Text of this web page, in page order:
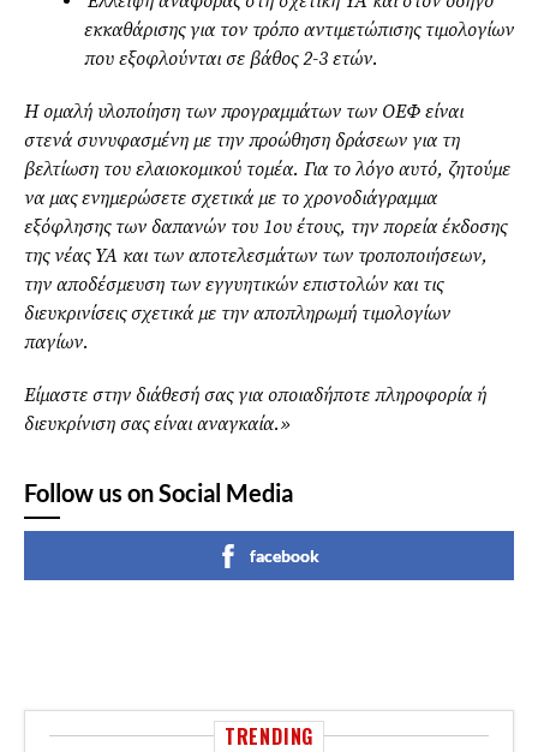
εκκαθάρισης για τον τρόπο αντιμετώπισης τιμολογίων
που εξοφλούνται σε βάθος 2-3 ετών.
Η ομαλή υλοποίηση των προγραμμάτων των ΟΕΦ είναι
στενά συνυφασμένη με την προώθηση δράσεων για τη
βελτίωση του ελαιοκομικού τομέα. Για το λόγο αυτό, ζητούμε
να μας ενημερώσετε σχετικά με το χρονοδιάγραμμα
εξόφλησης των δαπανών του 1ου έτους, την πορεία έκδοσης
της νέας ΥΑ και των αποτελεσμάτων των τροποποιήσεων,
την αποδέσμευση των εγγυητικών επιστολών και τις
διευκρινίσεις σχετικά με την αποπληρωμή τιμολογίων
παγίων.
Είμαστε στην διάθεσή σας για οποιαδήποτε πληροφορία ή
διευκρίνιση σας είναι αναγκαία.»
Follow us on Social Media
facebook
TRENDING